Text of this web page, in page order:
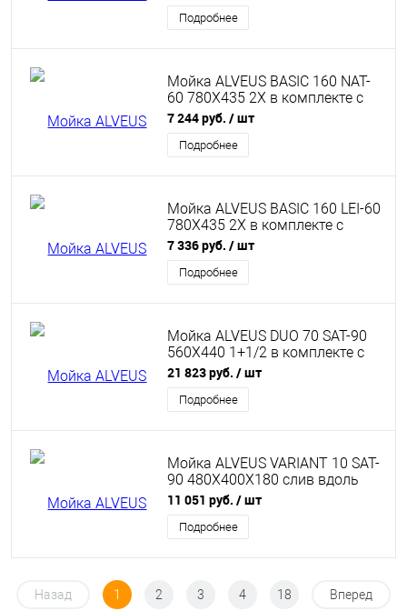
Подробнее
Мойка ALVEUS BASIC 160 NAT-
60 780X435 2X в комплекте с
сифоном 1071240
7 244 руб. / шт
Подробнее
Мойка ALVEUS BASIC 160 LEI-60
780X435 2X в комплекте с
сифоном 1071240
7 336 руб. / шт
Подробнее
Мойка ALVEUS DUO 70 SAT-90
560X440 1+1/2 в комплекте с
сифоном 1127257
21 823 руб. / шт
Подробнее
Мойка ALVEUS VARIANT 10 SAT-
90 480X400X180 слив вдоль
длинной стороны в комп. с
сифоном 1102384
11 051 руб. / шт
Подробнее
Назад 1 2 3 4 18 Вперед